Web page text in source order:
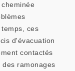
ces
d'évacuation
contactés
ramonages